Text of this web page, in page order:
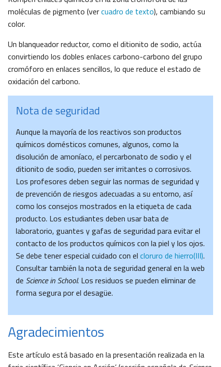
moléculas de pigmento (vercuadro de texto), cambiando su
color.
Un blanqueador reductor, como el ditionito de sodio, actúa
convirtiendo los dobles enlaces carbono-carbono del grupo
cromóforo en enlaces sencillos, lo que reduce el estado de
oxidación del carbono.
Nota de seguridad
Aunque la mayoría de los reactivos son productos
químicos domésticos comunes, algunos, como la
disolución de amoníaco, el percarbonato de sodio y el
ditionito de sodio, pueden ser irritantes o corrosivos.
Los profesores deben seguir las normas de seguridad y
de prevención de riesgos adecuadas a su entorno, así
como los consejos mostrados en la etiqueta de cada
producto. Los estudiantes deben usar bata de
laboratorio, guantes y gafas de seguridad para evitar el
contacto de los productos químicos con la piel y los ojos.
Se debe tener especial cuidado con el cloruro de hierro(III).
Consultar también la nota de seguridad general en la web
de Science in School. Los residuos se pueden eliminar de
forma segura por el desagüe.
Agradecimientos
Este artículo está basado en la presentación realizada en la